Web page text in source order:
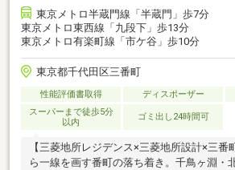
東京メトロ半蔵門線「半蔵門」歩7分
東京メトロ東西線「九段下」歩13分
東京メトロ有楽町線「市ケ谷」歩10分
東京都千代田区三番町
性能評価書取得 ディスポーザー
スーパーまで徒歩5分
以内
ゴミ出し24時間可
【三菱地所レジデンス×三菱地所設計×三番
ら一線を画す番町の落ち着き。千鳥ヶ淵・